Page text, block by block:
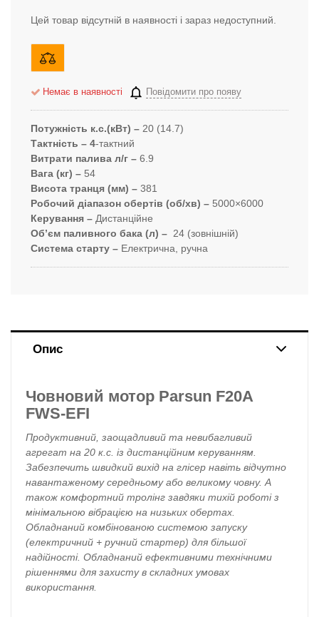
Цей товар відсутній в наявності і зараз недоступний.
Немає в наявності Повідомити про появу
Потужність к.с.(кВт) – 20 (14.7)
Тактність – 4-тактний
Витрати палива л/г – 6.9
Вага (кг) – 54
Висота транця (мм) – 381
Робочий діапазон обертів (об/хв) – 5000×6000
Керування – Дистанційне
Об’єм паливного бака (л) – 24 (зовнішній)
Система старту – Електрична, ручна
Опис
Човновий мотор Parsun F20A
FWS-EFI
Продуктивний, заощадливий та невибагливий
агрегат на 20 к.с. із дистанційним керуванням.
Забезпечить швидкий вихід на глісер навіть відчутно
навантаженому середньому або великому човну. А
також комфортний тролінг завдяки тихій роботі з
мінімальною вібрацією на низьких обертах.
Обладнаний комбінованою системою запуску
(електричний + ручний стартер) для більшої
надійності. Обладнаний ефективними технічними
рішеннями для захисту в складних умовах
використання.